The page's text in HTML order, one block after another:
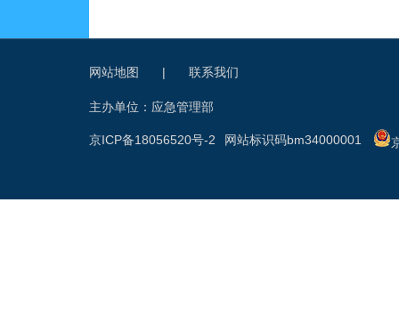
网站地图 | 联系我们
主办单位：应急管理部
网站标识码bm34000001
京ICP备18056520号-2